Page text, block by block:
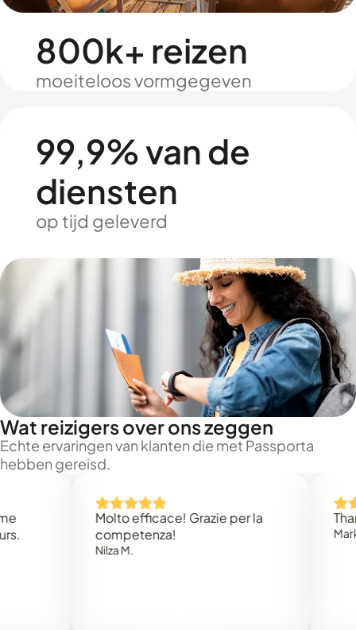
800k+ reizen
moeiteloos vormgegeven
99,9% van de
diensten
op tijd geleverd
Wat reizigers over ons zeggen
Echte ervaringen van klanten die met Passporta
hebben gereisd.
Molto efficace! Grazie per la
competenza!
Nilza M.
Thank
Mark N.